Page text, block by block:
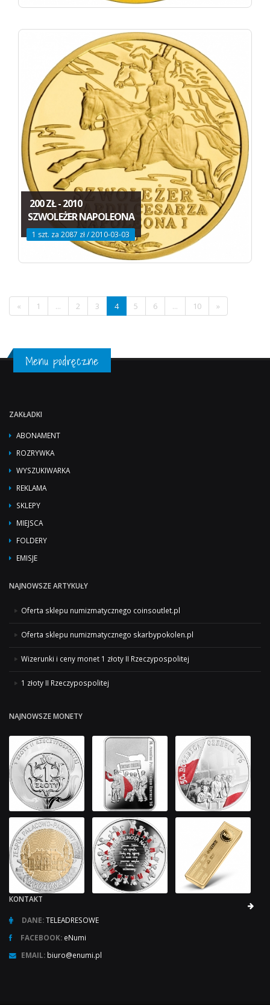
200 ZŁ - 2010
SZWOLEŻER NAPOLEONA
1 szt. za 2087 zł / 2010-03-03
« 1 ... 2 3 4 5 6 ... 10 »
Menu podręczne
ZAKŁADKI
ABONAMENT
ROZRYWKA
WYSZUKIWARKA
REKLAMA
SKLEPY
MIEJSCA
FOLDERY
EMISJE
NAJNOWSZE ARTYKUŁY
Oferta sklepu numizmatycznego coinsoutlet.pl
Oferta sklepu numizmatycznego skarbypokolen.pl
Wizerunki i ceny monet 1 złoty II Rzeczypospolitej
1 złoty II Rzeczypospolitej
NAJNOWSZE MONETY
KONTAKT
DANE:TELEADRESOWE
FACEBOOK: eNumi
EMAIL: biuro@enumi.pl